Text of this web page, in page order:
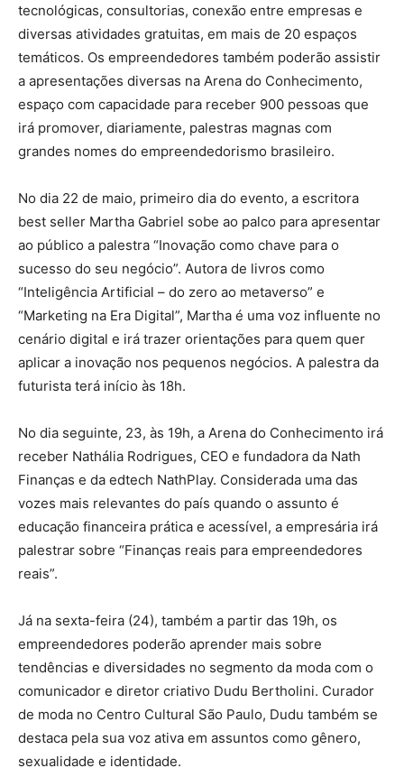
tecnológicas, consultorias, conexão entre empresas e
diversas atividades gratuitas, em mais de 20 espaços
temáticos. Os empreendedores também poderão assistir
a apresentações diversas na Arena do Conhecimento,
espaço com capacidade para receber 900 pessoas que
irá promover, diariamente, palestras magnas com
grandes nomes do empreendedorismo brasileiro.
No dia 22 de maio, primeiro dia do evento, a escritora
best seller Martha Gabriel sobe ao palco para apresentar
ao público a palestra “Inovação como chave para o
sucesso do seu negócio”. Autora de livros como
“Inteligência Artificial – do zero ao metaverso” e
“Marketing na Era Digital”, Martha é uma voz influente no
cenário digital e irá trazer orientações para quem quer
aplicar a inovação nos pequenos negócios. A palestra da
futurista terá início às 18h.
No dia seguinte, 23, às 19h, a Arena do Conhecimento irá
receber Nathália Rodrigues, CEO e fundadora da Nath
Finanças e da edtech NathPlay. Considerada uma das
vozes mais relevantes do país quando o assunto é
educação financeira prática e acessível, a empresária irá
palestrar sobre “Finanças reais para empreendedores
reais”.
Já na sexta-feira (24), também a partir das 19h, os
empreendedores poderão aprender mais sobre
tendências e diversidades no segmento da moda com o
comunicador e diretor criativo Dudu Bertholini. Curador
de moda no Centro Cultural São Paulo, Dudu também se
destaca pela sua voz ativa em assuntos como gênero,
sexualidade e identidade.